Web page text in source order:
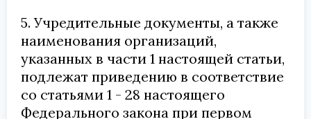
5. Учредительные документы, а также
наименования организаций,
указанных в части 1 настоящей статьи,
подлежат приведению в соответствие
со статьями 1 - 28 настоящего
Федерального закона при первом